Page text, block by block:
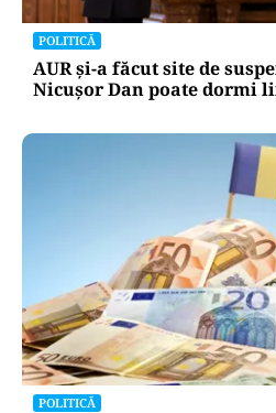
POLITICĂ
AUR și-a făcut site de
Nicușor Dan poate dormi
POLITICĂ